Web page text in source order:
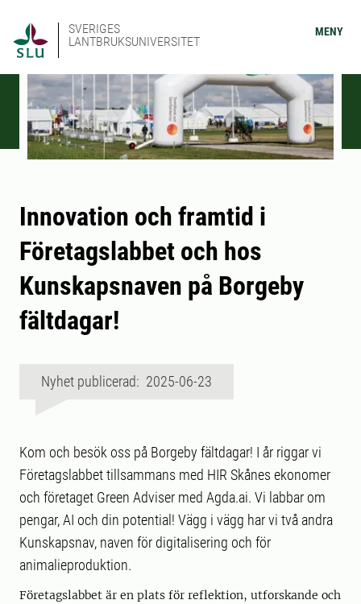
SVERIGES
LANTBRUKSUNIVERSITET
MENY
Innovation och framtid i
Företagslabbet och hos
Kunskapsnaven på Borgeby
fältdagar!
Nyhet publicerad: 2025-06-23
Kom och besök oss på Borgeby fältdagar! I år riggar vi
Företagslabbet tillsammans med HIR Skånes ekonomer
och företaget Green Adviser med Agda.ai. Vi labbar om
pengar, AI och din potential! Vägg i vägg har vi två andra
Kunskapsnav, naven för digitalisering och för
animalieproduktion.
Företagslabbet är en plats för reflektion, utforskande och